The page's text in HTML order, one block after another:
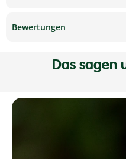
Bewertungen
Das sagen